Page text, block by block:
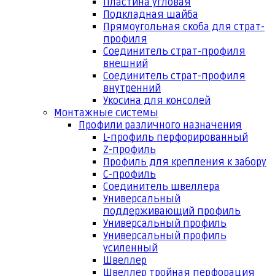
Пластина угловая
Подкладная шайба
Прямоугольная скоба для страт-
профиля
Соединитель страт-профиля
внешний
Соединитель страт-профиля
внутренний
Укосина для консолей
Монтажные системы
Профили различного назначения
L-профиль перфорированный
Z-профиль
Профиль для крепления к забору
С-профиль
Соединитель швеллера
Универсальный
поддерживающий профиль
Универсальный профиль
Универсальный профиль
усиленный
Швеллер
Швеллер тройная перфорация